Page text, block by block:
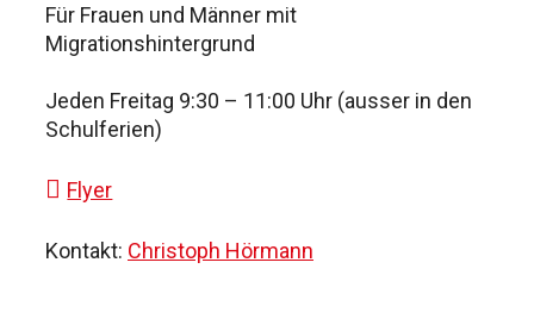
Für Frauen und Männer mit
Migrationshintergrund
Jeden Freitag 9:30 – 11:00 Uhr (ausser in den
Schulferien)
Flyer
Kontakt: Christoph Hörmann